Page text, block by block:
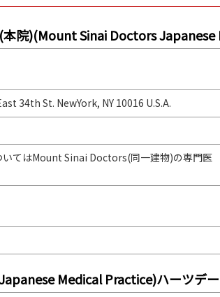
院)(Mount Sinai Doctors
34th St. NewYork, NY 10016 U.S.A.
いてはMount Sinai Doctors(同一建物)の専門医
Medical Practice)ハーツデ